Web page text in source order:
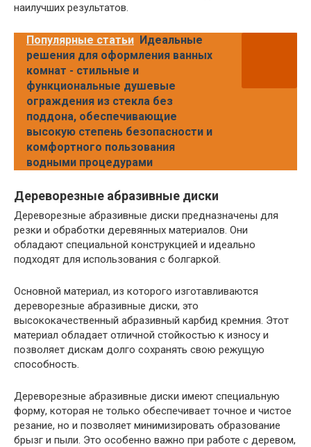
наилучших результатов.
Популярные статьи Идеальные
решения для оформления ванных
комнат - стильные и
функциональные душевые
ограждения из стекла без
поддона, обеспечивающие
высокую степень безопасности и
комфортного пользования
водными процедурами
Дереворезные абразивные диски
Дереворезные абразивные диски предназначены для
резки и обработки деревянных материалов. Они
обладают специальной конструкцией и идеально
подходят для использования с болгаркой.
Основной материал, из которого изготавливаются
дереворезные абразивные диски, это
высококачественный абразивный карбид кремния. Этот
материал обладает отличной стойкостью к износу и
позволяет дискам долго сохранять свою режущую
способность.
Дереворезные абразивные диски имеют специальную
форму, которая не только обеспечивает точное и чистое
резание, но и позволяет минимизировать образование
брызг и пыли. Это особенно важно при работе с деревом,